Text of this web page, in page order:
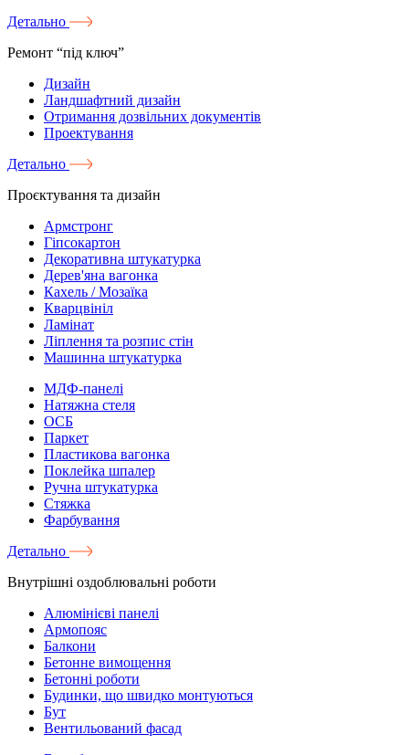
Детально
Ремонт “під ключ”
Дизайн
Ландшафтний дизайн
Отримання дозвільних документів
Проектування
Детально
Проєктування та дизайн
Армстронг
Гіпсокартон
Декоративна штукатурка
Дерев'яна вагонка
Кахель / Мозаїка
Кварцвініл
Ламінат
Ліплення та розпис стін
Машинна штукатурка
МДФ-панелі
Натяжна стеля
ОСБ
Паркет
Пластикова вагонка
Поклейка шпалер
Ручна штукатурка
Стяжка
Фарбування
Детально
Внутрішні оздоблювальні роботи
Алюмінієві панелі
Армопояс
Балкони
Бетонне вимощення
Бетонні роботи
Будинки, що швидко монтуються
Бут
Вентильований фасад